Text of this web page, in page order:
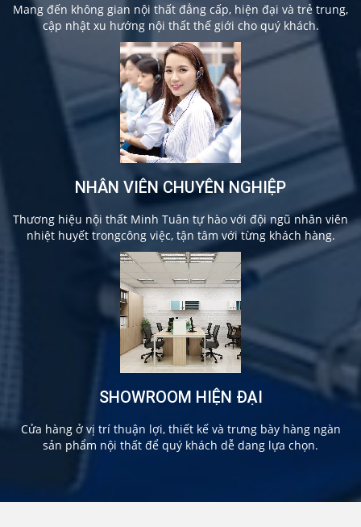
Mang đến không gian nội thất đẳng cấp, hiện đại và trẻ trung,
cập nhật xu hướng nội thất thế giới cho quý khách.
NHÂN VIÊN CHUYÊN NGHIỆP
Thương hiệu nội thất Minh Tuân tự hào với đội ngũ nhân viên
nhiệt huyết trongcông việc, tận tâm với từng khách hàng.
SHOWROOM HIỆN ĐẠI
Cửa hàng ở vị trí thuận lợi, thiết kế và trưng bày hàng ngàn
sản phẩm nội thất để quý khách dễ dang lựa chọn.